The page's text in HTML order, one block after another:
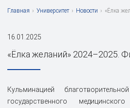
Главная › Университет › Новости › «Ёлка
16.01.2025
«Ёлка желаний» 2024–2025.
Кульминацией
государственного